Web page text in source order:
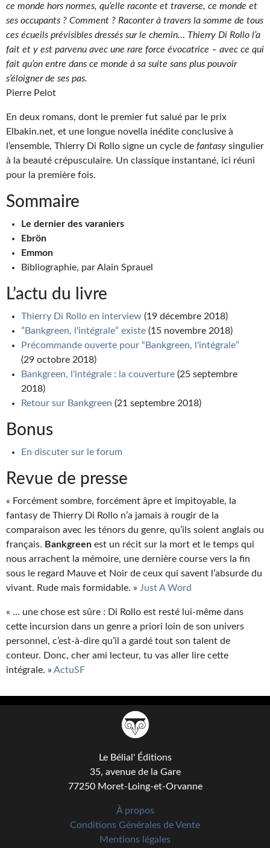
GOODIES
Goodies Gotland
Tirages d’art Une Heure-Lumière
PLUS
À paraître
Revue de presse
Récompenses
LE BLOG BIFROST
Tous les articles
La Bibliothèque orbitale
Journal d'un homme des bois
FORUMS
CONTACT
Nous contacter
Soumettre un manuscrit
Support technique
ce monde hors normes, qu’elle raconte et traverse, ce monde et
ses occupants ? Comment ? Raconter à travers la somme de tous
ces écueils prévisibles dressés sur le chemin… Thierry Di Rollo l’a
fait et y est parvenu avec une rare force évocatrice – avec ce qui
fait qu’on entre dans ce monde à sa suite sans plus pouvoir
s’éloigner de ses pas.
Pierre Pelot
En deux romans, dont le premier fut salué par le prix
Elbakin.net, et une longue novella inédite conclusive à
l’ensemble, Thierry Di Rollo signe un cycle de fantasy singulier
à la beauté crépusculaire. Un classique instantané, ici réuni
pour la première fois.
Sommaire
Le dernier des varaniers
Ebrön
Emmon
Bibliographie, par Alain Sprauel
L’actu du livre
Thierry Di Rollo en interview (19 décembre 2018)
”Bankgreen, l'intégrale” existe (15 novembre 2018)
Précommande ouverte pour “Bankgreen, l'intégrale”
(29 octobre 2018)
Bankgreen, l'intégrale : la couverture (25 septembre
2018)
Retour sur Bankgreen (21 septembre 2018)
Bonus
En discuter sur le forum
Revue de presse
« Forcément sombre, forcément âpre et impitoyable, la
fantasy de Thierry Di Rollo n’a jamais à rougir de la
comparaison avec les ténors du genre, qu’ils soient anglais ou
français. Bankgreen est un récit sur la mort et le temps qui
nous arrachent la mémoire, une dernière course vers la fin
sous le regard Mauve et Noir de ceux qui savent l’absurde du
vivant. Rude mais formidable. » Just A Word
« … une chose est sûre : Di Rollo est resté lui-même dans
cette incursion dans un genre a priori loin de son univers
personnel, c’est-à-dire qu’il a gardé tout son talent de
conteur. Donc, cher ami lecteur, tu vas aller lire cette
intégrale. » ActuSF
Le Bélial' Éditions
35, avenue de la Gare
77250 Moret-Loing-et-Orvanne
À propos
Conditions Générales de Vente
Mentions légales